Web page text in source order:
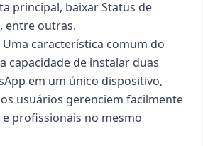
principal, baixar Status de
entre outras.
Uma característica comum do
capacidade de instalar duas
em um único dispositivo,
usuários gerenciem facilmente
profissionais no mesmo